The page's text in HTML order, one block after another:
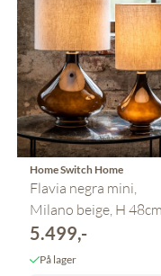
Home Switch Home
Flavia negra mini,
Milano beige, H 48cm
5.499,-
På lager